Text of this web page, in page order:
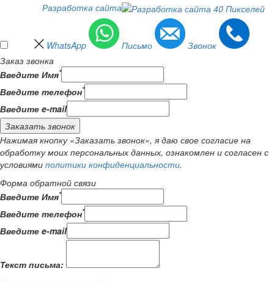
Разработка сайта
WhatsApp Письмо
Звонок
Заказ звонка
Введите Имя*
Введите телефон*
Введите e-mail
Заказать звонок
Нажимая кнопку «Заказать звонок», я даю свое согласие на
обработку моих персональных данных, ознакомлен и согласен с
условиями политики конфиденциальности.
Форма обратной связи
Введите Имя*
Введите телефон*
Введите e-mail
Текст письма: